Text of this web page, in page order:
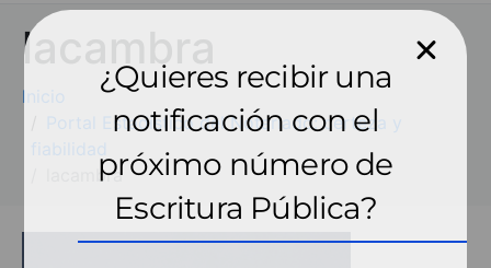
lacambra
Inicio
Portal Estadístico del Notariado: certeza y
fiabilidad
lacambra
¿Quieres recibir una
notificación con el
próximo número de
Escritura Pública?